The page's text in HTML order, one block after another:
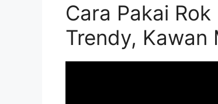
Cara Pakai
Trendy, Kawan